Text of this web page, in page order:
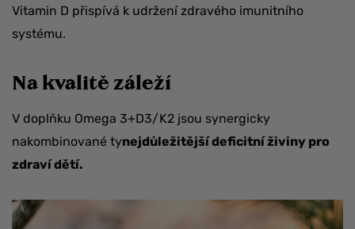
Vitamin D přispívá k udržení zdravého imunitního
systému.
Na kvalitě záleží
V doplňku Omega 3+D3/K2 jsou synergicky
nakombinované tynejdůležitější deficitní živiny pro
zdraví dětí.